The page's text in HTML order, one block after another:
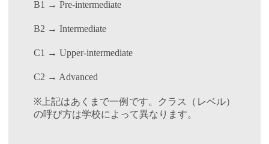
B1 → Pre-intermediate
B2 → Intermediate
C1 → Upper-intermediate
C2 → Advanced
※ 上記はあくまで一例です。クラス（レベル）
の呼び方は学校によって異なります。